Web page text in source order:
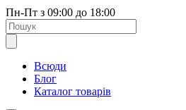
Пн-Пт з 09:00 до 18:00
Всюди
Блог
Каталог товарів